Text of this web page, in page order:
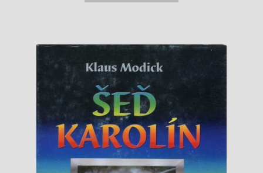
8,93 €. 3,00 €.